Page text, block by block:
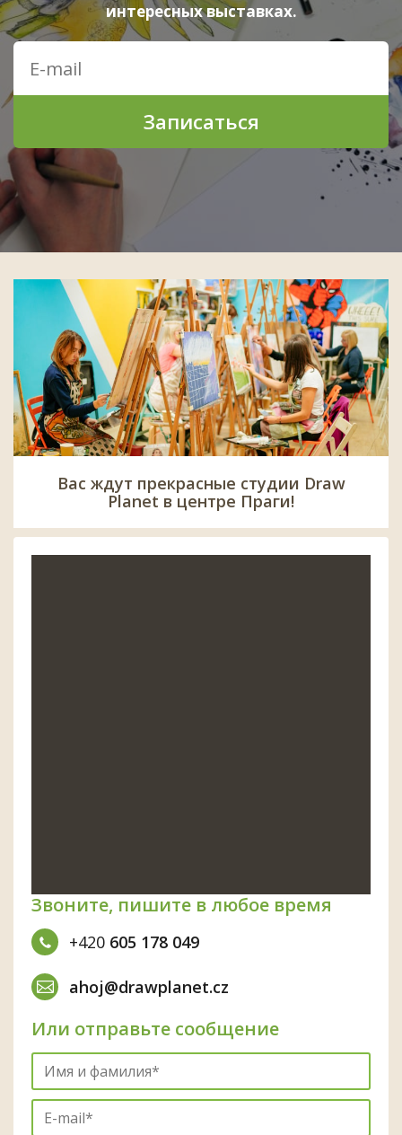
интересных выставках.
Записаться
Вас ждут прекрасные студии Draw
Planet в центре Праги!
Звоните, пишите в любое время
+420 605 178 049
ahoj@drawplanet.cz
Или отправьте сообщение